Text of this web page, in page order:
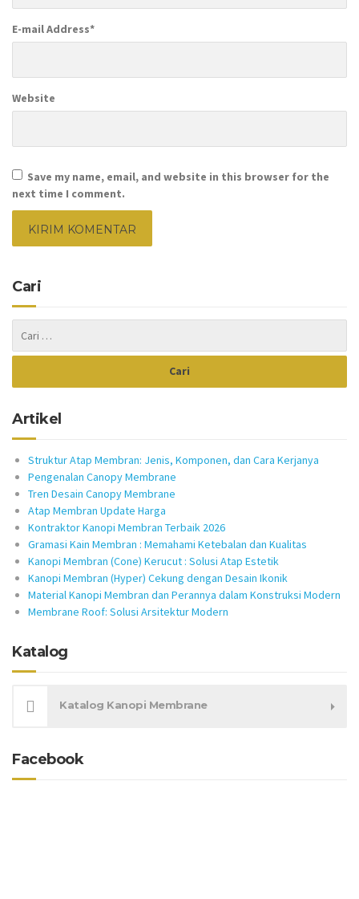
E-mail Address*
Website
Save my name, email, and website in this browser for the
next time I comment.
Cari
Artikel
Struktur Atap Membran: Jenis, Komponen, dan Cara Kerjanya
Pengenalan Canopy Membrane
Tren Desain Canopy Membrane
Atap Membran Update Harga
Kontraktor Kanopi Membran Terbaik 2026
Gramasi Kain Membran : Memahami Ketebalan dan Kualitas
Kanopi Membran (Cone) Kerucut : Solusi Atap Estetik
Kanopi Membran (Hyper) Cekung dengan Desain Ikonik
Material Kanopi Membran dan Perannya dalam Konstruksi Modern
Membrane Roof: Solusi Arsitektur Modern
Katalog
Katalog Kanopi Membrane
Facebook